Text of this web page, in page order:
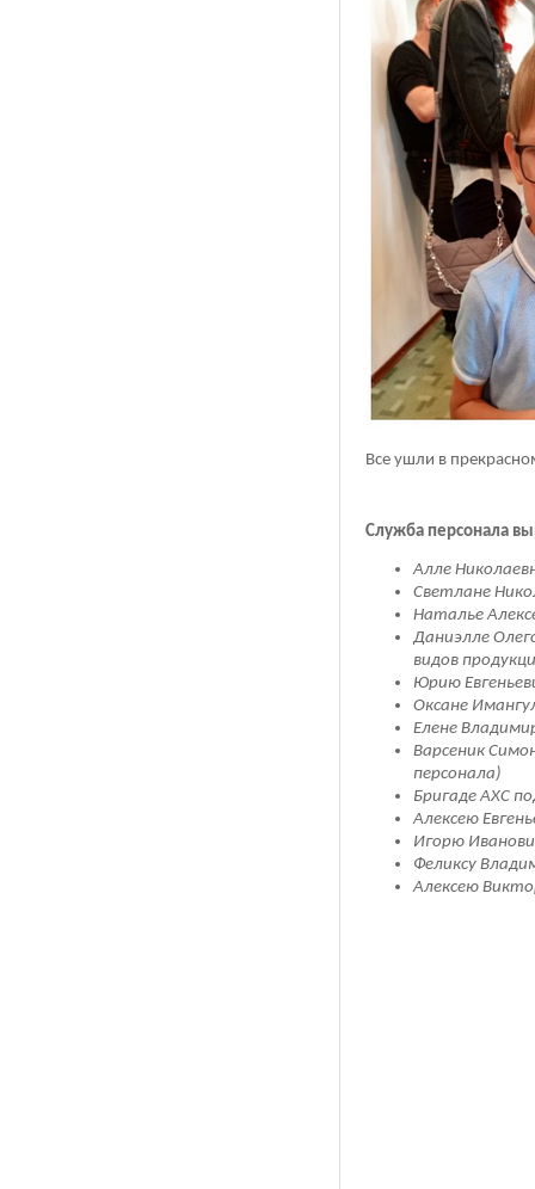
Все ушли в
Служба персонала
Алле
Светлане
Наталье
Даниэлле
видов
Юрию
Оксане
Елене
Варсеник
персонала)
Бригаде АХС
Алексею
Игорю
Феликсу
Алексею